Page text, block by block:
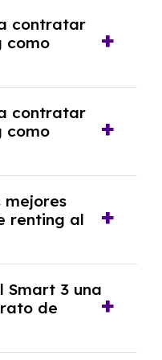
de solvencia
contratar
como
en algunos
de la empresa
contratar
como
y, en
fiscal y un pago
mejores
renting al
de renting con
sin pagar
Smart 3 una
de